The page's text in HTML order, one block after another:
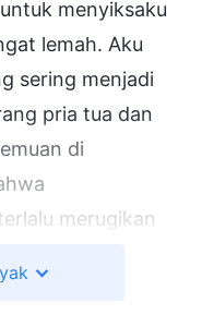
menyiksaku
lemah. Aku
sering menjadi
pria tua dan
di
merugikan
menyebutkan